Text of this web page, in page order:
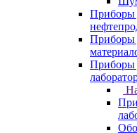
Приборы
Приборы
Приборы